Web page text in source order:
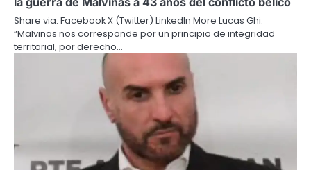
Share via: Facebook X (Twitter) LinkedIn More Lucas Ghi:
“Malvinas nos corresponde por un principio de integridad
territorial, por derecho…